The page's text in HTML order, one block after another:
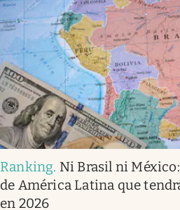
Ranking. Ni Brasil ni
de América Latina que
en 2026